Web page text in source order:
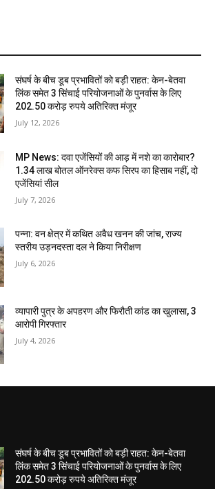
संघर्ष के बीच डूब प्रभावितों को बड़ी राहत: केन-बेतवा
लिंक समेत 3 सिंचाई परियोजनाओं के पुनर्वास के लिए
202.50 करोड़ रुपये अतिरिक्त मंजूर
July 12, 2026
MP News: दवा एजेंसियों की आड़ में नशे का कारोबार?
1.34 लाख बोतल ऑनरेक्स कफ सिरप का हिसाब नहीं, दो
एजेंसियां सील
July 7, 2026
पन्ना: वन क्षेत्र में कथित अवैध खनन की जांच, राज्य
स्तरीय उड़नदस्ता दल ने किया निरीक्षण
July 6, 2026
व्यापारी पुत्र के अपहरण और फिरौती कांड का खुलासा, 3
आरोपी गिरफ्तार
July 4, 2026
संघर्ष के बीच डूब प्रभावितों को बड़ी राहत: केन-बेतवा
लिंक समेत 3 सिंचाई परियोजनाओं के पुनर्वास के लिए
202.50 करोड़ रुपये अतिरिक्त मंजूर